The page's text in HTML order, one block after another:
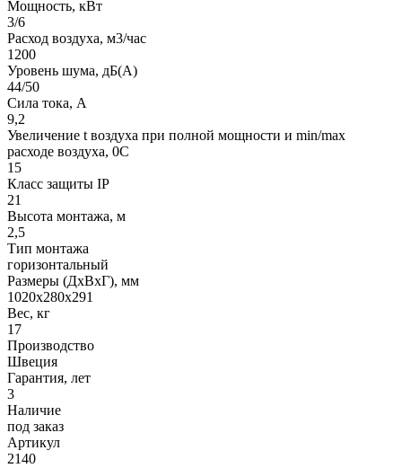
Мощность, кВт
3/6
Расход воздуха, м3/час
1200
Уровень шума, дБ(A)
44/50
Сила тока, A
9,2
Увеличение t воздуха при полной мощности и min/max
расходе воздуха, 0C
15
Класс защиты IP
21
Высота монтажа, м
2,5
Тип монтажа
горизонтальный
Размеры (ДхВхГ), мм
1020х280х291
Вес, кг
17
Производство
Швеция
Гарантия, лет
3
Наличие
под заказ
Артикул
2140